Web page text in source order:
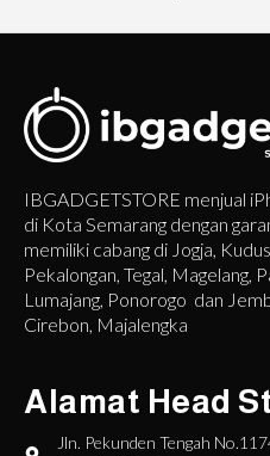
IBGADGETSTORE menjual
di Kota Semarang dengan
memiliki cabang di Jogja,
Pekalongan, Tegal, Magelang,
Lumajang, Ponorogo dan
Cirebon, Majalengka
Alamat Head
Jln. Pekunden Tengah